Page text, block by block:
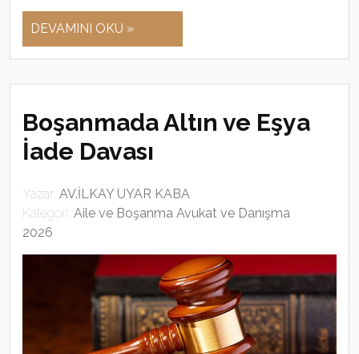
DEVAMINI OKU »
Boşanmada Altın ve Eşya
İade Davası
Yazar: AV.İLKAY UYAR KABA
Kategori: Aile ve Boşanma Avukat ve Danışma
2026